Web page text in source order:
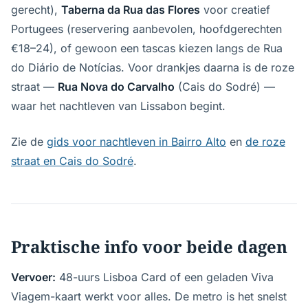
gerecht), Taberna da Rua das Flores voor creatief
Portugees (reservering aanbevolen, hoofdgerechten
€18–24), of gewoon een tascas kiezen langs de Rua
do Diário de Notícias. Voor drankjes daarna is de roze
straat — Rua Nova do Carvalho (Cais do Sodré) —
waar het nachtleven van Lissabon begint.
Zie de gids voor nachtleven in Bairro Alto en de roze
straat en Cais do Sodré.
Praktische info voor beide dagen
Vervoer: 48-uurs Lisboa Card of een geladen Viva
Viagem-kaart werkt voor alles. De metro is het snelst